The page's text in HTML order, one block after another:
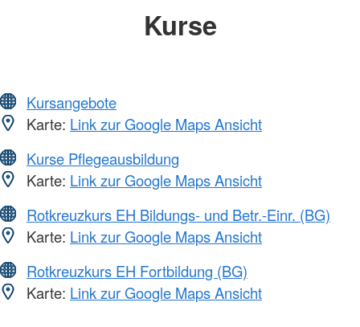
Kurse
Kursangebote
Karte: Link zur Google Maps Ansicht
Kurse Pflegeausbildung
Karte: Link zur Google Maps Ansicht
Rotkreuzkurs EH Bildungs- und Betr.-Einr. (BG)
Karte: Link zur Google Maps Ansicht
Rotkreuzkurs EH Fortbildung (BG)
Karte: Link zur Google Maps Ansicht